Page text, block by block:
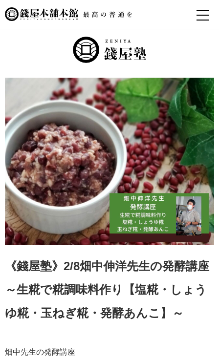
《錢屋塾》2/8畑中伸洋先生の発酵講座
～生糀で糀調味料作り【塩糀・しょう
ゆ糀・玉ねぎ糀・発酵あんこ】～
畑中先生の発酵講座